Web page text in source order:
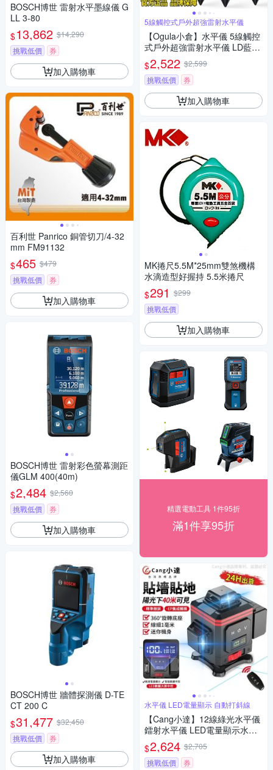
BOSCH博世 雷射水平墨線儀 G
LL 3-80
$13,862 $14,290
挑戰低價
券
加入購物車
百利世 Panrico 銅管切刀/4-32
mm FM91132
$465 $479
挑戰低價
券
加入購物車
BOSCH博世 雷射彩色螢幕測距
儀GLM 400(40m)
$2,484 $2,560
挑戰低價
券
加入購物車
BOSCH博世 牆體探測儀 D-TE
CT 200 C
$31,477 $32,450
挑戰低價
券
加入購物車
5線觸控式戶外超強雷射水平儀
【Ogula小倉】水平儀 5線觸控
式戶外超強雷射水平儀 LD藍光
高精度投線儀紅外線室外裝修
自動打斜線（保固兩年 售後無
憂）
$2,522 $2,599
挑戰低價
券
加入購物車
MK捲尺5.5M*25mm雙煞機構
水滴造型好握持 5.5米捲尺
$291 $299
挑戰低價
加入購物車
精選電動工具 1件95折
滿1件享95折
水平儀 LED電量顯示 自動打斜線
【Cang小達】12線綠光水平儀
鐳射水平儀 LED電量顯示水平
儀 貼地儀 觸控式室外裝修自動
打斜線【品牌保障 售後無憂】-
數顯中控屏款12線綠光
$2,624 $2,705
挑戰低價
券